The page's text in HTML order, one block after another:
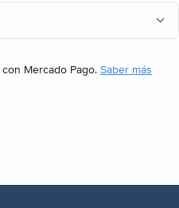
con Mercado Pago. Saber más